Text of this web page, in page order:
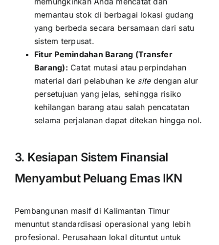
memantau stok di berbagai lokasi gudang
yang berbeda secara bersamaan dari satu
sistem terpusat.
Fitur Pemindahan Barang (Transfer
Barang): Catat mutasi atau perpindahan
material dari pelabuhan ke sitedengan alur
persetujuan yang jelas, sehingga risiko
kehilangan barang atau salah pencatatan
selama perjalanan dapat ditekan hingga nol.
3. Kesiapan Sistem Finansial
Menyambut Peluang Emas IKN
Pembangunan masif di Kalimantan Timur
menuntut standardisasi operasional yang lebih
profesional. Perusahaan lokal dituntut untuk